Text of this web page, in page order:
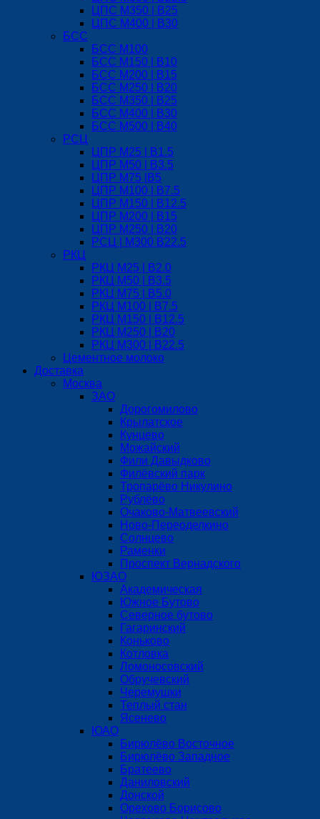
ЦПС М350 | B25
ЦПС М400 | B30
БСС
БСС М100
БСС М150 | B10
БСС М200 | B15
БСС М250 | B20
БСС М350 | B25
БСС М400 | B30
БСС М500 | B40
РСЦ
ЦПР М25 | B1.5
ЦПР М50 | B3.5
ЦПР М75 |B5
ЦПР М100 | B7.5
ЦПР М150 | B12.5
ЦПР М200 | B15
ЦПР М250 | B20
РСЦ | М300 B22.5
РКЦ
РКЦ М25 | B2.0
РКЦ М50 | B3.5
РКЦ М75 | B5.0
РКЦ М100 | B7.5
РКЦ М150 | B12.5
РКЦ М250 | B20
РКЦ М300 | B22.5
Цементное молоко
Доставка
Москва
ЗАО
Дорогомилово
Крылатское
Кунцево
Можайский
Фили Давыдково
Филёвский парк
Тропарёво Никулино
Рублёво
Очаково-Матвеевский
Ново-Переоделкино
Солнцево
Раменки
Проспект Вернадского
ЮЗАО
Академическая
Южное Бутово
Северное бутово
Гагаринский
Коньково
Котловка
Ломоносовский
Обручевский
Черемушки
Теплый стан
Ясенево
ЮАО
Бирюлёво Восточное
Бирюлёво Западное
Братеево
Даниловский
Донской
Орехово Борисово